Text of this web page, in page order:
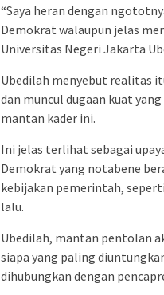
“Saya heran dengan
Demokrat walaupun jelas
Universitas Negeri Jakarta
Ubedilah menyebut realitas
dan muncul dugaan kuat
mantan kader ini.
Ini jelas terlihat sebagai
Demokrat yang notabene
kebijakan pemerintah,
lalu.
Ubedilah, mantan pentolan
siapa yang paling
dihubungkan dengan